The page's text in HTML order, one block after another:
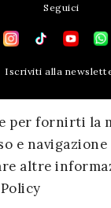
per fornirti la
e
altre
Seguici
Iscriviti alla
Contatti